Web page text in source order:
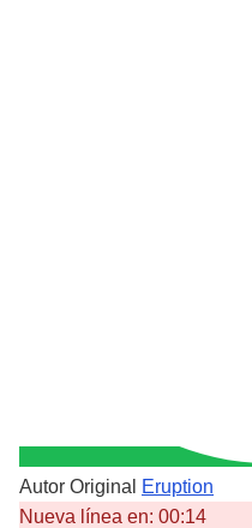
Autor Original
Eruption
Nueva línea en: 00:14